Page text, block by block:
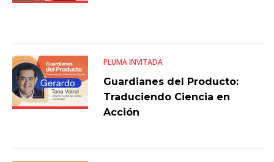
PLUMA INVITADA
Guardianes del Producto:
Traduciendo Ciencia en
Acción